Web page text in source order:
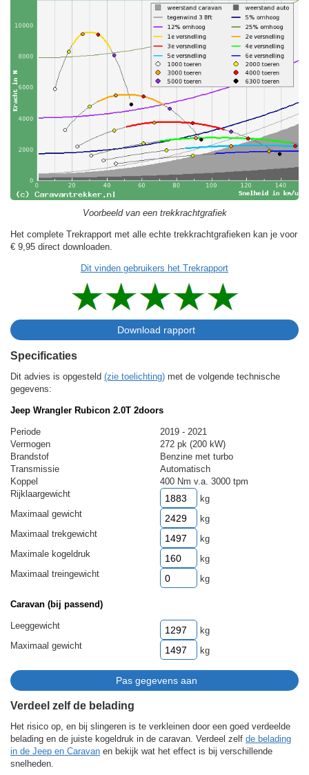
Voorbeeld van een trekkrachtgrafiek
Het complete Trekrapport met alle echte trekkrachtgrafieken kan je voor
€ 9,95 direct downloaden.
Dit vinden gebruikers het Trekrapport
Specificaties
Dit advies is opgesteld (zie toelichting) met de volgende technische
gegevens:
Jeep Wrangler Rubicon 2.0T 2doors
Periode
2019 - 2021
Vermogen
272 pk (200 kW)
Brandstof
Benzine met turbo
Transmissie
Automatisch
Koppel
400 Nm v.a. 3000 tpm
Rijklaargewicht
kg
Maximaal gewicht
kg
Maximaal trekgewicht
kg
Maximale kogeldruk
kg
Maximaal treingewicht
kg
Caravan (bij passend)
Leeggewicht
kg
Maximaal gewicht
kg
Verdeel zelf de belading
Het risico op, en bij slingeren is te verkleinen door een goed verdeelde
belading en de juiste kogeldruk in de caravan. Verdeel zelf de belading
in de Jeep en Caravan en bekijk wat het effect is bij verschillende
snelheden.